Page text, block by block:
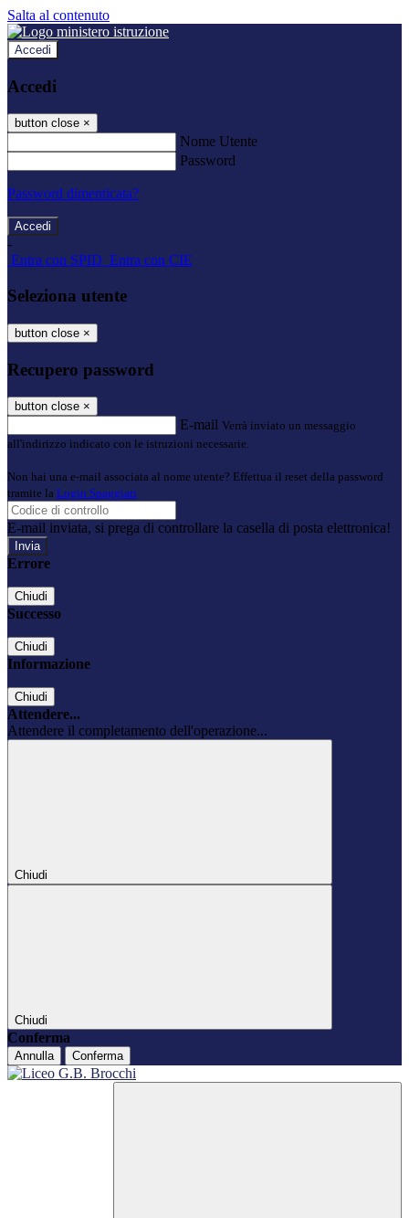
Salta al contenuto
Accedi
Accedi
button close ×
Nome Utente
Password
Password dimenticata?
-
Entra con SPID Entra con CIE
Seleziona utente
button close ×
Recupero password
button close ×
E-mail Verrà inviato un messaggio
all'indirizzo indicato con le istruzioni necessarie.
Non hai una e-mail associata al nome utente? Effettua il reset della password
tramite la Login Spaggiari
E-mail inviata, si prega di controllare la casella di posta elettronica!
Errore
Chiudi
Successo
Chiudi
Informazione
Chiudi
Attendere...
Attendere il completamento dell'operazione...
Chiudi
Chiudi
Conferma
Annulla Conferma